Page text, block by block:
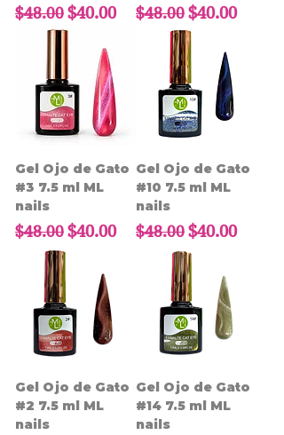
Precio
$48.00Precio de oferta
$40.00 Precio
$48.00Precio de
$40.00
Gel Ojo de Gato
#3 7.5 ml ML
nails
Precio
$48.00Precio de oferta
$40.00
Gel Ojo de Gato
#10 7.5 ml ML
nails
Precio
$48.00Precio de
$40.00
Gel Ojo de Gato
#2 7.5 ml ML
nails
Gel Ojo de Gato
#14 7.5 ml ML
nails